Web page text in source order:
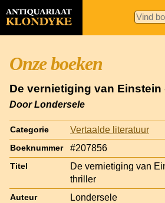
Onze boeken
De vernietiging van Einstein
Door Londersele
Categorie Vertaalde literatuur
Boeknummer #207856
Titel
De vernietiging van
thriller
Auteur Londersele